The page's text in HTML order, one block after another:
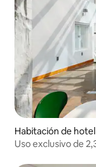
Habitación de
Uso exclusivo de